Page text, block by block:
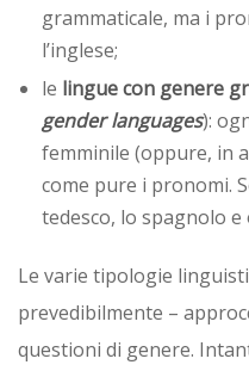
grammaticale, ma i
l’inglese;
le lingue con genere
gender languages):
femminile (oppure, in
come pure i pronomi.
tedesco, lo spagnolo e
Le varie tipologie
prevedibilmente –
questioni di genere.